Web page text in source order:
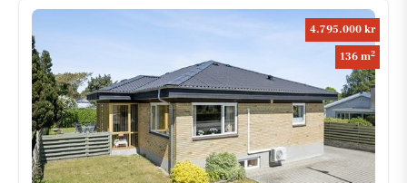
4.795.000 kr
136 m2